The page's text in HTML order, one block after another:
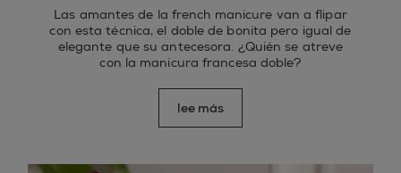
Las amantes de la french manicure van a flipar
con esta técnica, el doble de bonita pero igual de
elegante que su antecesora. ¿Quién se atreve
con la manicura francesa doble?
lee más